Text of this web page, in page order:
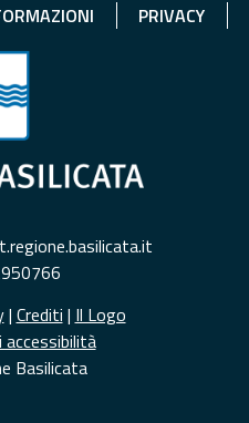
PRIVACY
| Crediti | Il Logo
accessibilità
Basilicata